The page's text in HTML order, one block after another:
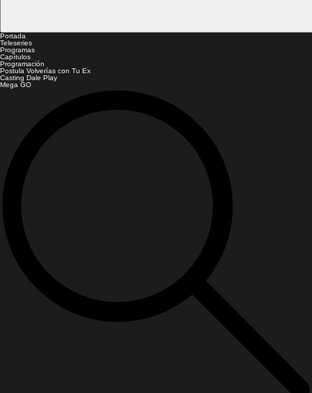
Portada
Teleseries
Programas
Capítulos
Programación
Postula Volverías con Tu Ex
Casting Dale Play
Mega GO